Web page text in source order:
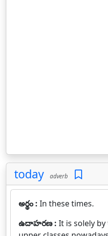
today adverb
అర్థం : In these times.
ఉదాహరణ : It is solely